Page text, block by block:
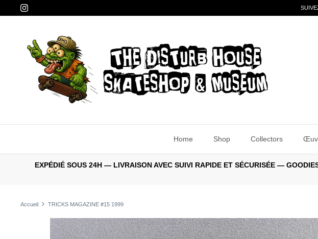
Passer
au
Home Shop Collectors
EXPÉDIÉ SOUS 24H — LIVRAISON AVEC SUIVI RAPIDE ET SÉCURISÉE —
Accueil TRICKS MAGAZINE #15 1999